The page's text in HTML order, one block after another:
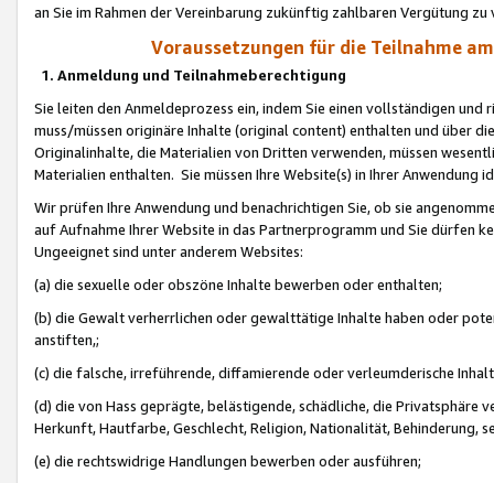
an Sie im Rahmen der Vereinbarung zukünftig zahlbaren Vergütung zu
Voraussetzungen für die Teilnahme
1. Anmeldung und Teilnahmeberechtigung
Sie leiten den Anmeldeprozess ein, indem Sie einen vollständigen
muss/müssen originäre Inhalte (original content) enthalten und über
Originalinhalte, die Materialien von Dritten verwenden, müssen
Materialien enthalten. Sie müssen Ihre Website(s) in Ihrer Anwendung
Wir prüfen Ihre Anwendung und benachrichtigen Sie, ob sie
auf Aufnahme Ihrer Website in das Partnerprogramm und Sie dürfen
Ungeeignet sind unter anderem Websites:
(a) die sexuelle oder obszöne Inhalte bewerben oder enthalten;
(b) die Gewalt verherrlichen oder gewalttätige Inhalte haben oder
anstiften,;
(c) die falsche, irreführende, diffamierende oder verleumderische
(d) die von Hass geprägte, belästigende, schädliche, die Privatsphäre
Herkunft, Hautfarbe, Geschlecht, Religion, Nationalität, Behinderung,
(e) die rechtswidrige Handlungen bewerben oder ausführen;